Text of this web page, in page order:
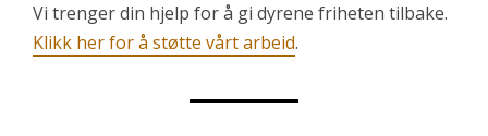
Vi trenger din hjelp for å gi dyrene friheten tilbake.
Klikk her for å støtte vårt arbeid.